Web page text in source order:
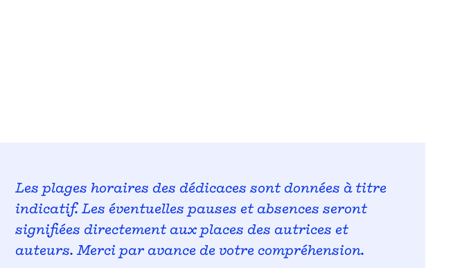
Les plages horaires des dédicaces sont données à titre
indicatif. Les éventuelles pauses et absences seront
signifiées directement aux places des autrices et
auteurs. Merci par avance de votre compréhension.